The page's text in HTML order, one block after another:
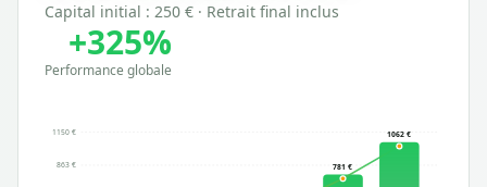
Capital initial : 250 € · Retrait final inclus
+325%
Performance globale
1150 €
863 € 781 €
1062 €